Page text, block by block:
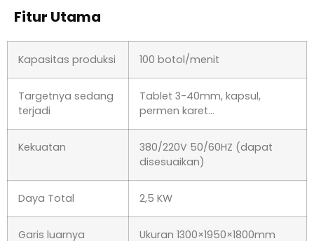
Kapasitas produksi 100 botol/menit
Targetnya sedang
terjadi
Tablet 3-40mm, kapsul,
permen karet…
380/220V 50/60HZ (dapat
disesuaikan)
Daya Total 2,5 KW